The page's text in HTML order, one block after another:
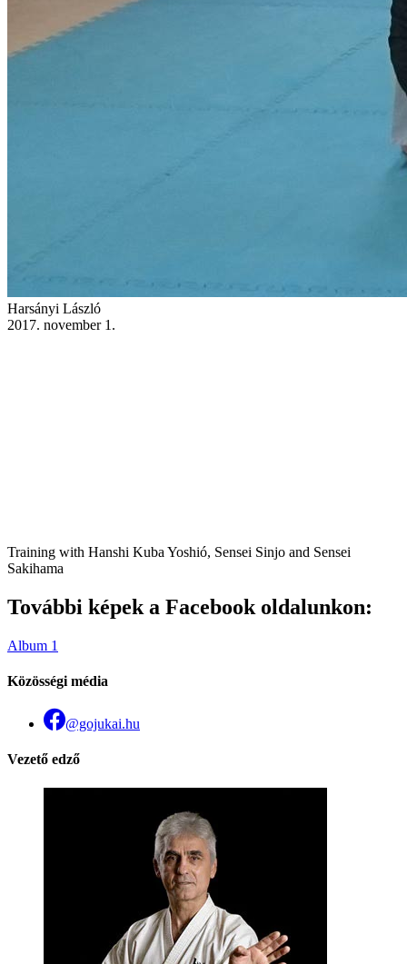
Harsányi László
2017. november 1.
Training with Hanshi Kuba Yoshió, Sensei Sinjo and Sensei
Sakihama
További képek a Facebook oldalunkon:
Album 1
Közösségi média
@gojukai.hu
Vezető edző